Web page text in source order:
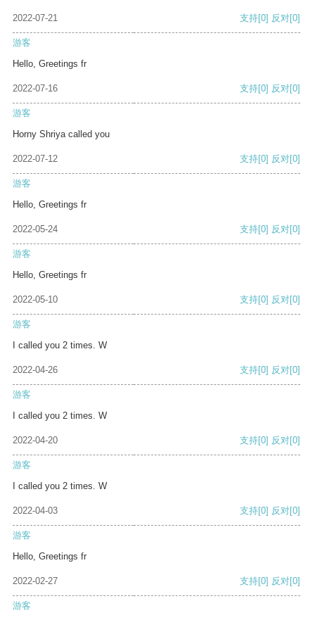
2022-07-21 支持[0] 反对[0]
游客
Hello, Greetings fr
2022-07-16 支持[0] 反对[0]
游客
Horny Shriya called you
2022-07-12 支持[0] 反对[0]
游客
Hello, Greetings fr
2022-05-24 支持[0] 反对[0]
游客
Hello, Greetings fr
2022-05-10 支持[0] 反对[0]
游客
I called you 2 times. W
2022-04-26 支持[0] 反对[0]
游客
I called you 2 times. W
2022-04-20 支持[0] 反对[0]
游客
I called you 2 times. W
2022-04-03 支持[0] 反对[0]
游客
Hello, Greetings fr
2022-02-27 支持[0] 反对[0]
游客